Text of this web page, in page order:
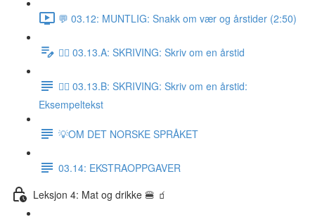
💬 03.12: MUNTLIG: Snakk om vær og årstider (2:50)
✍🏼 03.13.A: SKRIVING: Skriv om en årstid
✍🏼 03.13.B: SKRIVING: Skriv om en årstid:
Eksempeltekst
💡OM DET NORSKE SPRÅKET
03.14: EKSTRAOPPGAVER
Leksjon 4: Mat og drikke 🍔 🧃